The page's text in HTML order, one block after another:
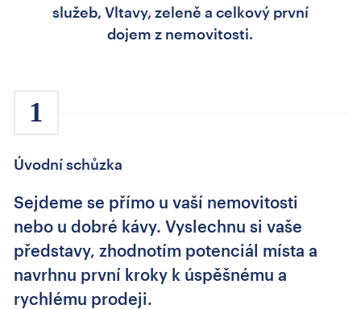
služeb, Vltavy, zeleně a celkový první
dojem z nemovitosti.
1
Úvodní schůzka
Sejdeme se přímo u vaší nemovitosti
nebo u dobré kávy. Vyslechnu si vaše
představy, zhodnotím potenciál místa a
navrhnu první kroky k úspěšnému a
rychlému prodeji.